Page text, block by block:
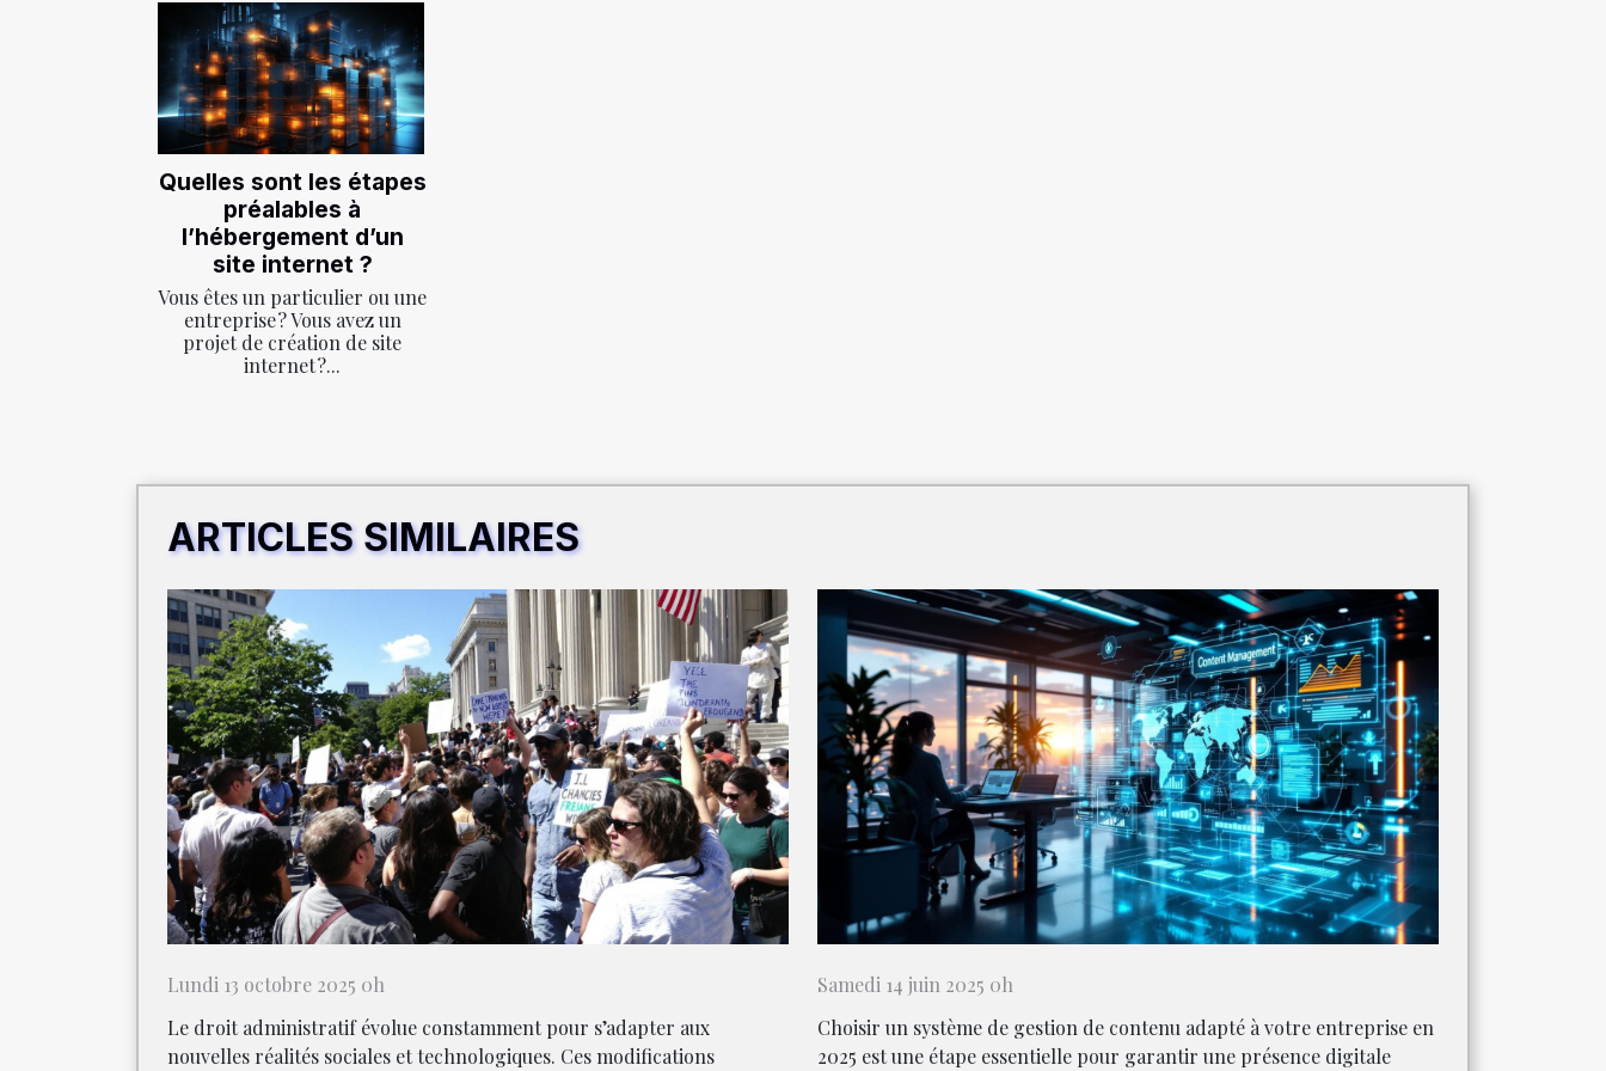
Quelles sont les étapes
préalables à
l’hébergement d’un
site internet ?
Vous êtes un particulier ou une
entreprise ? Vous avez un
projet de création de site
internet ?...
ARTICLES SIMILAIRES
Lundi 13 octobre 2025 0h
Le droit administratif évolue constamment pour s’adapter aux
nouvelles réalités sociales et technologiques. Ces modifications
Samedi 14 juin 2025 0h
Choisir un système de gestion de contenu adapté à votre entreprise en
2025 est une étape essentielle pour garantir une présence digitale